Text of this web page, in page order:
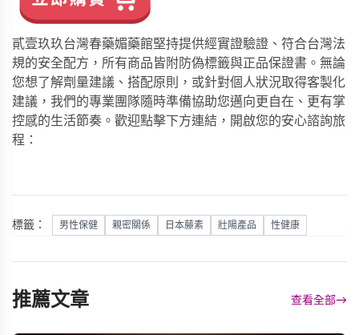
貳壹玖玖台灣春藥媚藥館堅持提供經實證驗證、符合台灣法
規的安全配方，所有商品皆附防偽標籤與正品保證書。無論
您想了解劑量建議、搭配原則，或針對個人狀況取得客製化
建議，我們的專業團隊隨時準備協助您邁向更自在、更有掌
控感的生活節奏。歡迎點擊下方連結，開啟您的安心諮詢旅
程：
標籤： 男性保健 親密關係 日本藤素 壯陽產品 性健康
推薦文章 查看全部→